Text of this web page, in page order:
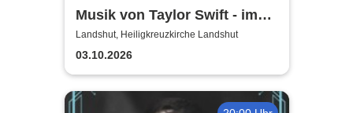
Musik von Taylor Swift - im
Lichterglanz-Konzert - Tribute
by String Quartet
Landshut, Heiligkreuzkirche Landshut
03.10.2026